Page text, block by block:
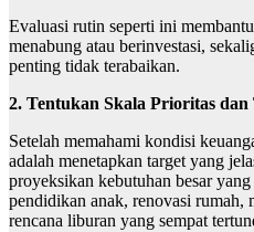
Evaluasi rutin seperti ini
menabung atau berinvestasi,
penting tidak terabaikan.
2. Tentukan Skala Prioritas dan
Setelah memahami kondisi
adalah menetapkan target yang
proyeksikan kebutuhan besar
pendidikan anak, renovasi rumah,
rencana liburan yang sempat